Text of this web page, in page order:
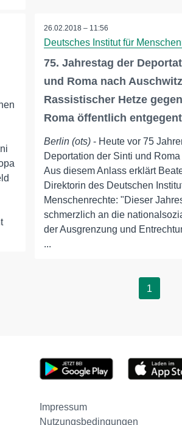
26.02.2018 – 11:56
Deutsches Institut für
75. Jahrestag der
und Roma nach
Rassistischer Hetze
Roma öffentlich
Berlin (ots)- Heute vor 75
Deportation der Sinti und
Aus diesem Anlass erklärt
Direktorin des Deutschen
Menschenrechte: "Dieser
schmerzlich an die
der Ausgrenzung und
...
1
Impressum
Nutzungsbedingungen